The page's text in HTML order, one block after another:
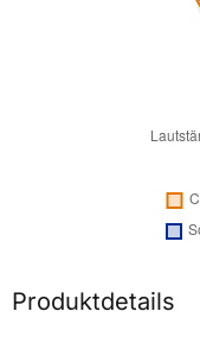
Produktdetails